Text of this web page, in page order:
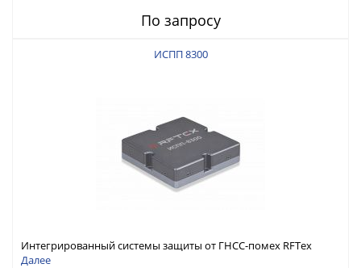
По запросу
ИСПП 8300
Интегрированный системы защиты от ГНСС-помех RFТех
ИСПП 8300
Далее